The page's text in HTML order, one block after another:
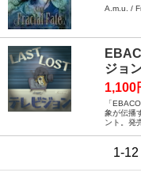
A.m.u. /
ジョン
1,100
「
象が伝播
ント。発
1-12